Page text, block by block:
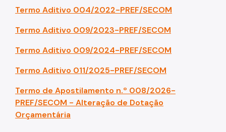
Termo Aditivo 004/2022-PREF/SECOM
Termo Aditivo 009/2023-PREF/SECOM
Termo Aditivo 009/2024-PREF/SECOM
Termo Aditivo 011/2025-PREF/SECOM
Termo de Apostilamento n.º 008/2026-
PREF/SECOM - Alteração de Dotação
Orçamentária